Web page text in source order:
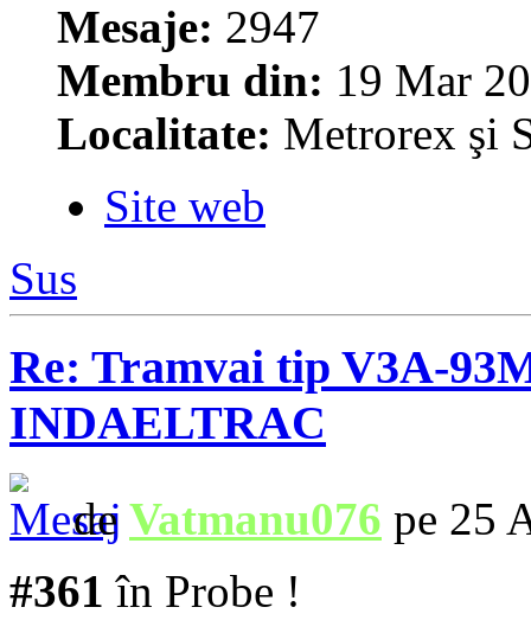
Mesaje: 2947
Membru din: 19 Mar
Localitate: Metrorex şi
Site web
Sus
Re: Tramvai tip V3A-
INDAELTRAC
de Vatmanu076 pe 25
#361 în Probe !